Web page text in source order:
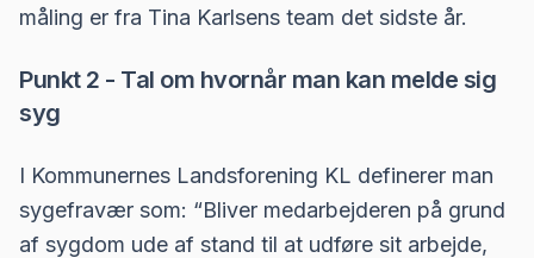
måling er fra Tina Karlsens team det sidste år.
Punkt 2 - Tal om hvornår man kan melde sig
syg
I Kommunernes Landsforening KL definerer man
sygefravær som: “Bliver medarbejderen på grund
af sygdom ude af stand til at udføre sit arbejde,